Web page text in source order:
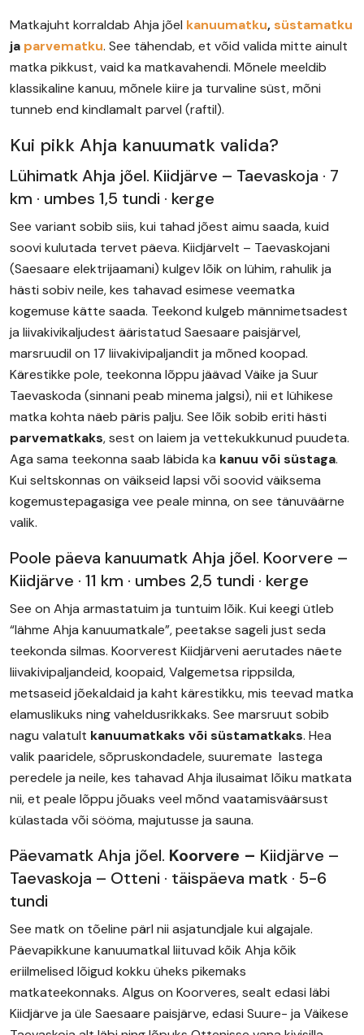
Matkajuht korraldab Ahja jõel kanuumatku, süstamatku
ja parvematku. See tähendab, et võid valida mitte ainult
matka pikkust, vaid ka matkavahendi. Mõnele meeldib
klassikaline kanuu, mõnele kiire ja turvaline süst, mõni
tunneb end kindlamalt parvel (raftil).
Kui pikk Ahja kanuumatk valida?
Lühimatk Ahja jõel. Kiidjärve – Taevaskoja · 7
km · umbes 1,5 tundi · kerge
See variant sobib siis, kui tahad jõest aimu saada, kuid
soovi kulutada tervet päeva. Kiidjärvelt – Taevaskojani
(Saesaare elektrijaamani) kulgev lõik on lühim, rahulik ja
hästi sobiv neile, kes tahavad esimese veematka
kogemuse kätte saada. Teekond kulgeb männimetsadest
ja liivakivikaljudest ääristatud Saesaare paisjärvel,
marsruudil on 17 liivakivipaljandit ja mõned koopad.
Kärestikke pole, teekonna lõppu jäävad Väike ja Suur
Taevaskoda (sinnani peab minema jalgsi), nii et lühikese
matka kohta näeb päris palju. See lõik sobib eriti hästi
parvematkaks, sest on laiem ja vettekukkunud puudeta.
Aga sama teekonna saab läbida ka kanuu või süstaga.
Kui seltskonnas on väikseid lapsi või soovid väiksema
kogemustepagasiga vee peale minna, on see tänuväärne
valik.
Poole päeva kanuumatk Ahja jõel. Koorvere –
Kiidjärve · 11 km · umbes 2,5 tundi · kerge
See on Ahja armastatuim ja tuntuim lõik. Kui keegi ütleb
“lähme Ahja kanuumatkale”, peetakse sageli just seda
teekonda silmas. Koorverest Kiidjärveni aerutades näete
liivakivipaljandeid, koopaid, Valgemetsa rippsilda,
metsaseid jõekaldaid ja kaht kärestikku, mis teevad matka
elamuslikuks ning vaheldusrikkaks. See marsruut sobib
nagu valatult kanuumatkaks või süstamatkaks. Hea
valik paaridele, sõpruskondadele, suuremate lastega
peredele ja neile, kes tahavad Ahja ilusaimat lõiku matkata
nii, et peale lõppu jõuaks veel mõnd vaatamisväärsust
külastada või sööma, majutusse ja sauna.
Päevamatk Ahja jõel. Koorvere – Kiidjärve –
Taevaskoja – Otteni · täispäeva matk · 5-6
tundi
See matk on tõeline pärl nii asjatundjale kui algajale.
Päevapikkune kanuumatkal liituvad kõik Ahja kõik
eriilmelised lõigud kokku üheks pikemaks
matkateekonnaks. Algus on Koorveres, sealt edasi läbi
Kiidjärve ja üle Saesaare paisjärve, edasi Suure- ja Väikese